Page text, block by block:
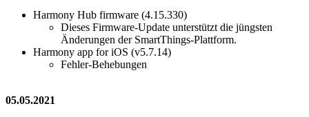
Harmony Hub firmware (4.15.330)
Dieses Firmware-Update unterstützt die jüngsten
Änderungen der SmartThings-Plattform.
Harmony app for iOS (v5.7.14)
Fehler-Behebungen
05.05.2021